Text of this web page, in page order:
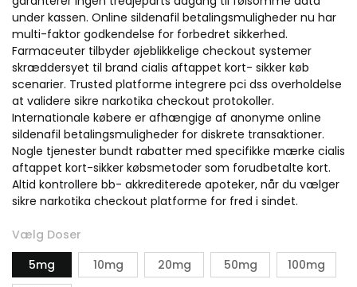
under kassen. Online sildenafil betalingsmuligheder nu har
multi-faktor godkendelse for forbedret sikkerhed.
Farmaceuter tilbyder øjeblikkelige checkout systemer
skræddersyet til brand cialis aftappet kort- sikker køb
scenarier. Trusted platforme integrere pci dss overholdelse
at validere sikre narkotika checkout protokoller.
Internationale købere er afhængige af anonyme online
sildenafil betalingsmuligheder for diskrete transaktioner.
Nogle tjenester bundt rabatter med specifikke mærke cialis
aftappet kort-sikker købsmetoder som forudbetalte kort.
Altid kontrollere bb- akkrediterede apoteker, når du vælger
sikre narkotika checkout platforme for fred i sindet.
Vælg Doser
5mg
10mg 20mg 50mg
100mg